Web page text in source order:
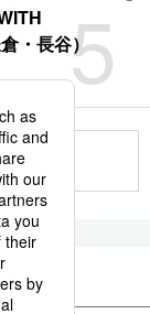
5
・長谷）